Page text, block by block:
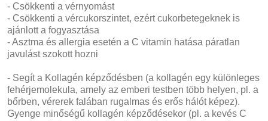
- Csökkenti a vérnyomást
- Csökkenti a vércukorszintet, ezért cukorbetegeknek is
ajánlott a fogyasztása
- Asztma és allergia esetén a C vitamin hatása páratlan
javulást szokott hozni
- Segít a Kollagén képződésben (a kollagén egy különleges
fehérjemolekula, amely az emberi testben több helyen, pl. a
bőrben, vérerek falában rugalmas és erős hálót képez).
Gyenge minőségű kollagén képződésekor (pl. a kevés C